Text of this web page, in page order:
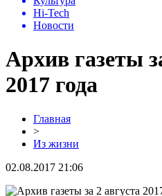
Hi-Tech
Новости
Архив газеты
2017 года
Главная
>
Из жизни
02.08.2017 21:06